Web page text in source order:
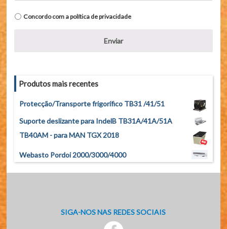
Política
Concordo com apolítica de privacidade
Produtos mais recentes
Protecção/Transporte frigorífico TB31 /41/51
Suporte deslizante para IndelB TB31A/41A/51A
TB40AM - para MAN TGX 2018
Webasto Pordoi 2000/3000/4000
SIGA-NOS NAS REDES SOCIAIS